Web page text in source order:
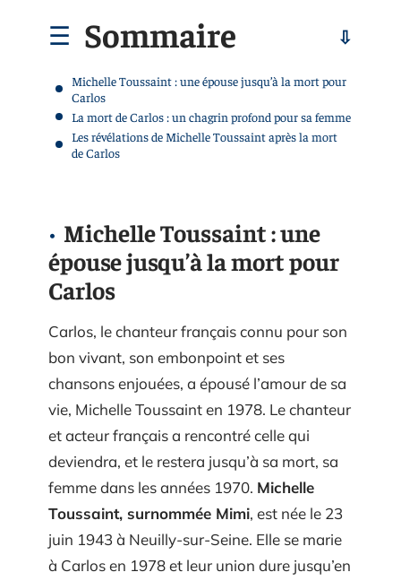
Sommaire
Michelle Toussaint : une épouse jusqu’à la mort pour
Carlos
La mort de Carlos : un chagrin profond pour sa femme
Les révélations de Michelle Toussaint après la mort
de Carlos
Michelle Toussaint : une
épouse jusqu’à la mort pour
Carlos
Carlos, le chanteur français connu pour son
bon vivant, son embonpoint et ses
chansons enjouées, a épousé l’amour de sa
vie, Michelle Toussaint en 1978. Le chanteur
et acteur français a rencontré celle qui
deviendra, et le restera jusqu’à sa mort, sa
femme dans les années 1970. Michelle
Toussaint, surnommée Mimi, est née le 23
juin 1943 à Neuilly-sur-Seine. Elle se marie
à Carlos en 1978 et leur union dure jusqu’en